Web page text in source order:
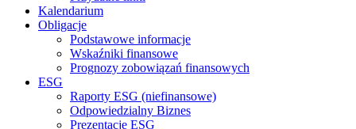
Kalendarium
Obligacje
Podstawowe informacje
Wskaźniki finansowe
Prognozy zobowiązań finansowych
ESG
Raporty ESG (niefinansowe)
Odpowiedzialny Biznes
Prezentacje ESG